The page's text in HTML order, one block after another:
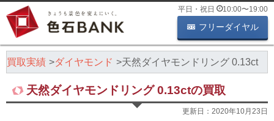
平日・祝日 10:00〜19:00
フリーダイヤル
買取実績 ダイヤモンド 天然ダイヤモンドリング 0.13ct
天然ダイヤモンドリング 0.13ctの買取
更新日： 2020年10月23日